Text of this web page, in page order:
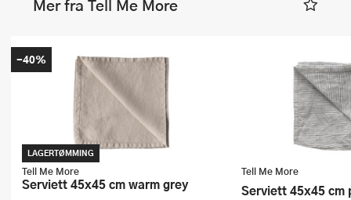
Mer fra Tell Me More
LAGERTØMMING
Tell Me More
Serviett 45x45 cm warm grey
-40%
Tell Me More
Serviett 45x45